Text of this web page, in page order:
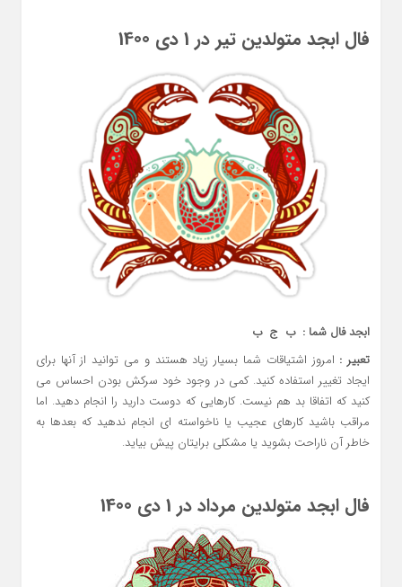
فال ابجد متولدین تیر در 1 دی 1400
ابجد فال شما : ب ج ب
تعبیر : امروز اشتیاقات شما بسیار زیاد هستند و می توانید از آنها برای
ایجاد تغییر استفاده کنید. کمی در وجود خود سرکش بودن احساس می
کنید که اتفاقا بد هم نیست. کارهایی که دوست دارید را انجام دهید. اما
مراقب باشید کارهای عجیب یا ناخواسته ای انجام ندهید که بعدها به
خاطر آن ناراحت بشوید یا مشکلی برایتان پیش بیاید.
فال ابجد متولدین مرداد در 1 دی 1400